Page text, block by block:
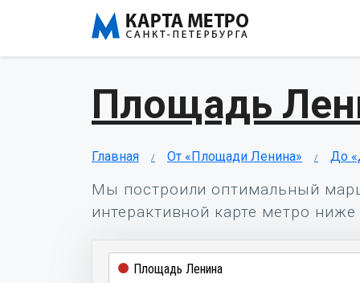
Площадь
Главная От «Площади Ленина» До
Мы построили оптимальный
интерактивной карте метро